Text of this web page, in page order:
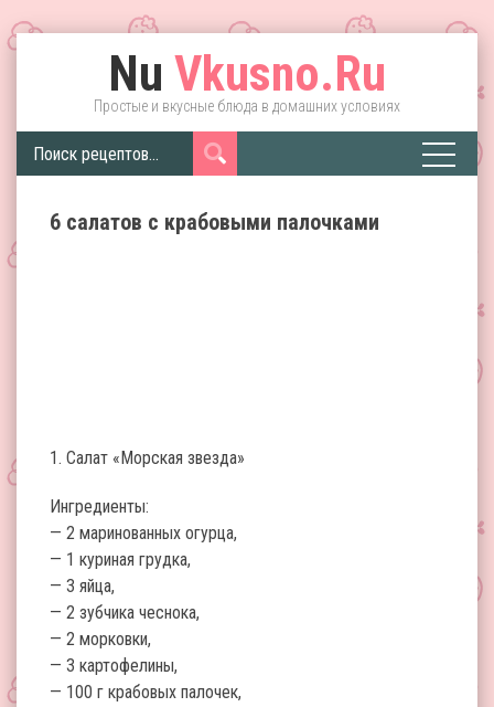
Nu Vkusno.Ru
Простые и вкусные блюда в домашних условиях
6 салатов с крабовыми палочками
1. Салат «Морская звезда»
Ингредиенты:
— 2 маринованных огурца,
— 1 куриная грудка,
— 3 яйца,
— 2 зубчика чеснока,
— 2 морковки,
— 3 картофелины,
— 100 г крабовых палочек,